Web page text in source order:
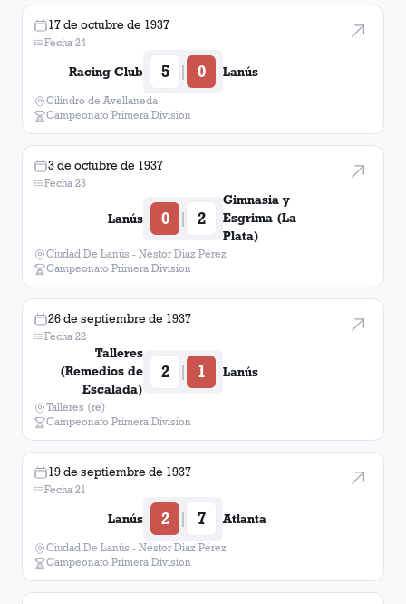
17 de octubre de 1937
Fecha 24
Racing Club 5 | 0 Lanús
Cilindro de Avellaneda
Campeonato Primera Division
3 de octubre de 1937
Fecha 23
Lanús 0 | 2
Gimnasia y
Esgrima (La
Plata)
Ciudad De Lanús - Néstor Diaz Pérez
Campeonato Primera Division
26 de septiembre de 1937
Fecha 22
Talleres
(Remedios de
Escalada)
2 | 1 Lanús
Talleres (re)
Campeonato Primera Division
19 de septiembre de 1937
Fecha 21
Lanús 2 | 7 Atlanta
Ciudad De Lanús - Néstor Diaz Pérez
Campeonato Primera Division